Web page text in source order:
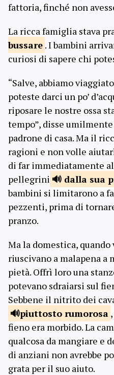
fattoria, finché non
La ricca famiglia stava
bussare . I bambini
curiosi di sapere chi
“Salve, abbiamo
poteste darci un po’
riposare le nostre ossa
tempo”, disse
padrone di casa. Ma il
ragioni e non volle
di far immediatamente
pellegrini
dalla sua
bambini si limitarono a
pezzenti, prima di
pranzo.
Ma la domestica,
riuscivano a malapena a
pietà. Offrì loro una
potevano sdraiarsi sul
Sebbene il nitrito dei
piuttosto rumorosa
fieno era morbido. La
qualcosa da mangiare e
di anziani non avrebbe
grata per il suo aiuto.